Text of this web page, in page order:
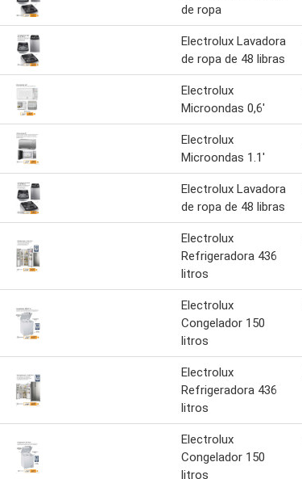
de ropa
Electrolux Lavadora
de ropa de 48 libras
Electrolux
Microondas 0,6'
Electrolux
Microondas 1.1'
Electrolux Lavadora
de ropa de 48 libras
Electrolux
Refrigeradora 436
litros
Electrolux
Congelador 150
litros
Electrolux
Refrigeradora 436
litros
Electrolux
Congelador 150
litros